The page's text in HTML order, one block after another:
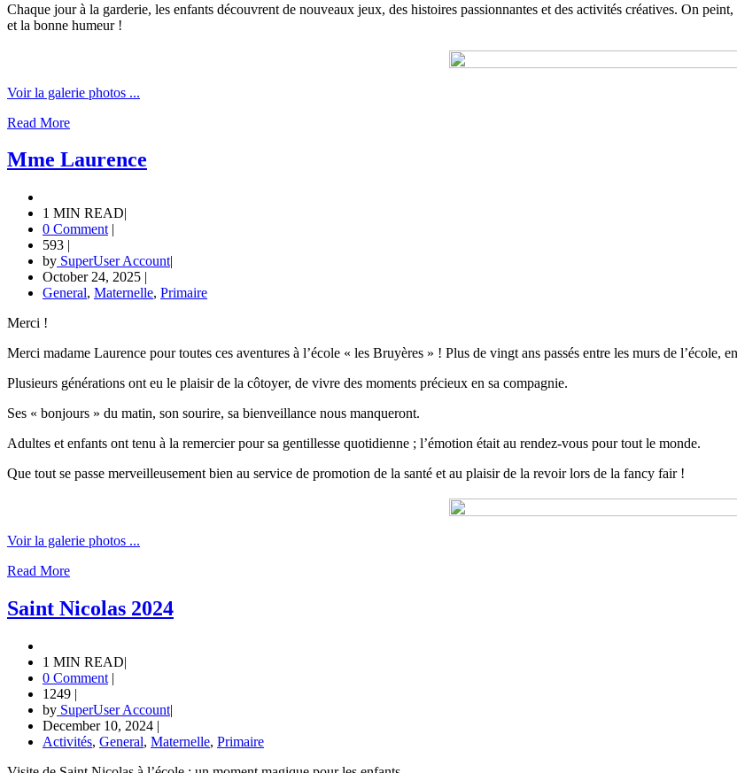
Chaque jour à la garderie, les enfants découvrent de nouveaux jeux, des histoires passionnantes et des activités créatives. On
et la bonne humeur !
Voir la galerie photos ...
Read More
Mme Laurence
1 MIN READ|
0 Comment |
593 |
by SuperUser Account|
October 24, 2025 |
General, Maternelle, Primaire
Merci !
Merci madame Laurence pour toutes ces aventures à l’école « les Bruyères » ! Plus de vingt ans passés entre les murs de l’école,
Plusieurs générations ont eu le plaisir de la côtoyer, de vivre des moments précieux en sa compagnie.
Ses « bonjours » du matin, son sourire, sa bienveillance nous manqueront.
Adultes et enfants ont tenu à la remercier pour sa gentillesse quotidienne ; l’émotion était au rendez-vous pour tout le monde.
Que tout se passe merveilleusement bien au service de promotion de la santé et au plaisir de la revoir lors de la fancy fair !
Voir la galerie photos ...
Read More
Saint Nicolas 2024
1 MIN READ|
0 Comment |
1249 |
by SuperUser Account|
December 10, 2024 |
Activités, General, Maternelle, Primaire